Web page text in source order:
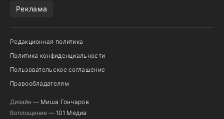
Реклама
Редакционная политика
Политика конфиденциальности
Пользовательское соглашение
Правообладателям
Дизайн — Миша Гончаров
Воплощение — 101 Медиа